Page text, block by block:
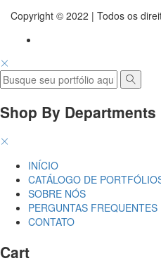
Copyright © 2022 | Todos os
Shop By Departments
INÍCIO
CATÁLOGO DE
SOBRE NÓS
PERGUNTAS FREQUENTES
CONTATO
Cart